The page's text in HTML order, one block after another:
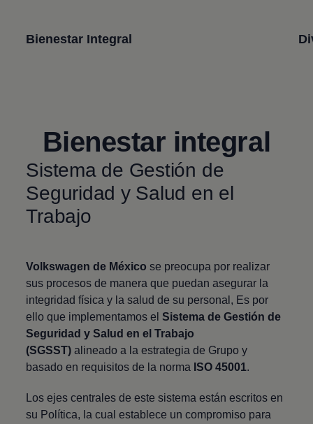
Bienestar Integral
Bienestar integral
Sistema de Gestión de
Seguridad y Salud en el
Trabajo
Volkswagen de México se preocupa por realizar
sus procesos de manera que puedan asegurar la
integridad física y la salud de su personal, Es por
ello que implementamos elSistema de Gestión de
Seguridad y Salud en el Trabajo
(SGSST)alineado a la estrategia de Grupo y
basado en requisitos de la norma ISO 45001.
Los ejes centrales de este sistema están escritos en
su Política, la cual establece un compromiso para